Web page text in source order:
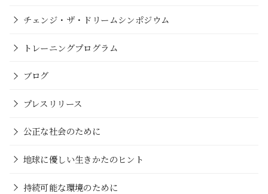
チェンジ・ザ・ドリームシンポジウム
トレーニングプログラム
ブログ
プレスリリース
公正な社会のために
地球に優しい生きかたのヒント
持続可能な環境のために